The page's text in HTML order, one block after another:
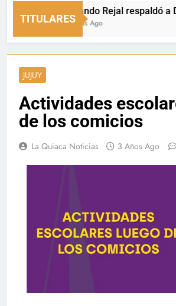
TITULARES
Fernando Rejal respaldó a
18 Horas Ago
JUJUY
Actividades
de los comicios
La Quiaca Noticias 3 Años Ago